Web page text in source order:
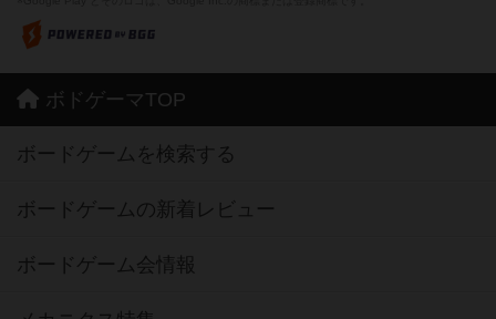
ボドゲーマTOP
ボードゲームを検索する
ボードゲームの新着レビュー
ボードゲーム会情報